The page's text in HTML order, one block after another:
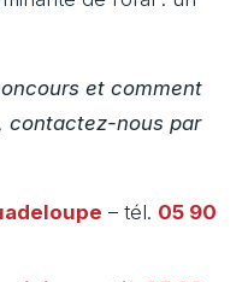
et comment
contactez-nous par
– tél. 05 90